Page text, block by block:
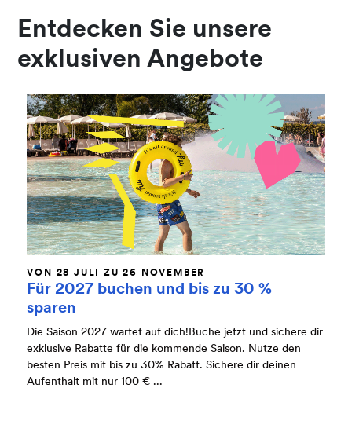
Entdecken Sie unsere
exklusiven Angebote
VON 28 JULI ZU 26 NOVEMBER
Für 2027 buchen und bis zu 30 %
sparen
Die Saison 2027 wartet auf dich!Buche jetzt und sichere dir
exklusive Rabatte für die kommende Saison. Nutze den
besten Preis mit bis zu 30% Rabatt. Sichere dir deinen
Aufenthalt mit nur 100 € ...